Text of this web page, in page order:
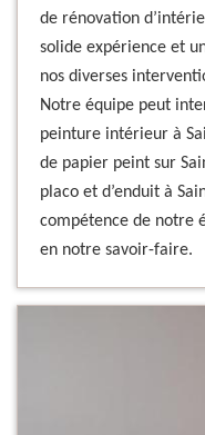
de rénovation
solide expérience et
nos diverses
Notre équipe peut
peinture intérieur à
de papier peint sur
placo et d’enduit à
compétence de notre
en notre savoir-faire.